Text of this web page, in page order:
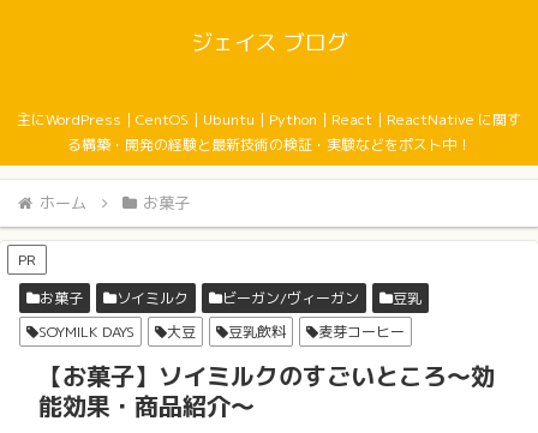
ジェイス ブログ
主にWordPress｜CentOS｜Ubuntu｜Python｜React｜ReactNative に関す
る構築・開発の経験と最新技術の検証・実験などをポスト中！
ホーム お菓子
PR
お菓子
ソイミルク ビーガン/ヴィーガン
豆乳
SOYMILK DAYS
大豆 豆乳飲料 麦芽コーヒー
【お菓子】ソイミルクのすごいところ〜効
能効果・商品紹介〜